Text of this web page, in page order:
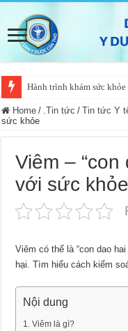
Hành trình khám sức
Cần Thơ chủ động nguồn
Home / .Tin tức / Tin tức Y
sức khỏe
Viêm –
với sức khỏe
Viêm có thể là “con dao
hại. Tìm hiểu cách kiểm
Nội dung
Viêm là gì?